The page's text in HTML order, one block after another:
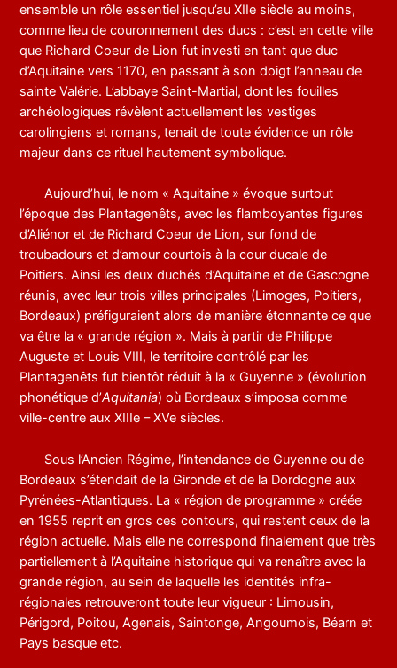
ensemble un rôle essentiel jusqu’au XIIe siècle au moins,
comme lieu de couronnement des ducs : c’est en cette ville
que Richard Coeur de Lion fut investi en tant que duc
d’Aquitaine vers 1170, en passant à son doigt l’anneau de
sainte Valérie. L’abbaye Saint-Martial, dont les fouilles
archéologiques révèlent actuellement les vestiges
carolingiens et romans, tenait de toute évidence un rôle
majeur dans ce rituel hautement symbolique.
Aujourd’hui, le nom « Aquitaine » évoque surtout
l’époque des Plantagenêts, avec les flamboyantes figures
d’Aliénor et de Richard Coeur de Lion, sur fond de
troubadours et d’amour courtois à la cour ducale de
Poitiers. Ainsi les deux duchés d’Aquitaine et de Gascogne
réunis, avec leur trois villes principales (Limoges, Poitiers,
Bordeaux) préfiguraient alors de manière étonnante ce que
va être la « grande région ». Mais à partir de Philippe
Auguste et Louis VIII, le territoire contrôlé par les
Plantagenêts fut bientôt réduit à la « Guyenne » (évolution
phonétique d’Aquitania) où Bordeaux s’imposa comme
ville-centre aux XIIIe – XVe siècles.
Sous l’Ancien Régime, l’intendance de Guyenne ou de
Bordeaux s’étendait de la Gironde et de la Dordogne aux
Pyrénées-Atlantiques. La « région de programme » créée
en 1955 reprit en gros ces contours, qui restent ceux de la
région actuelle. Mais elle ne correspond finalement que très
partiellement à l’Aquitaine historique qui va renaître avec la
grande région, au sein de laquelle les identités infra-
régionales retrouveront toute leur vigueur : Limousin,
Périgord, Poitou, Agenais, Saintonge, Angoumois, Béarn et
Pays basque etc.